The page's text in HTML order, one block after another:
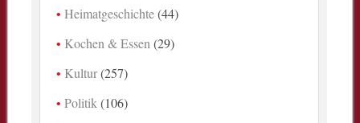
Heimatgeschichte(44)
Kochen & Essen (29)
Kultur(257)
Politik (106)